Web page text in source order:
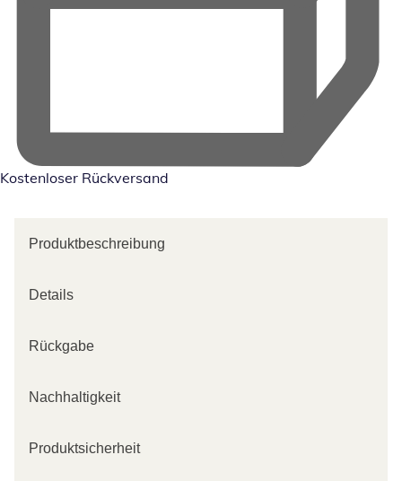
Kostenloser Rückversand
Produktbeschreibung
Details
Rückgabe
Nachhaltigkeit
Produktsicherheit